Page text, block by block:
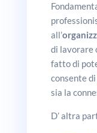
all’
di lavorare
fatto di
consente di
sia la
D’ altra